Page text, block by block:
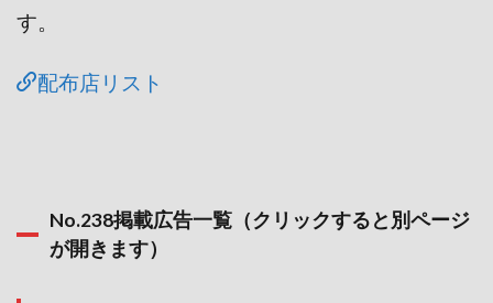
す。
配布店リスト
No.238掲載広告一覧（クリックすると別ページ
が開きます）